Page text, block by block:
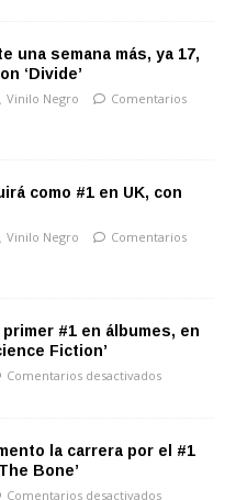
una semana más, ya 17,
‘Divide’
Vinilo Negro
Comentarios
como #1 en UK, con
Vinilo Negro
Comentarios
#1 en álbumes, en
Fiction’
Comentarios desactivados
la carrera por el #1
Bone’
Comentarios desactivados